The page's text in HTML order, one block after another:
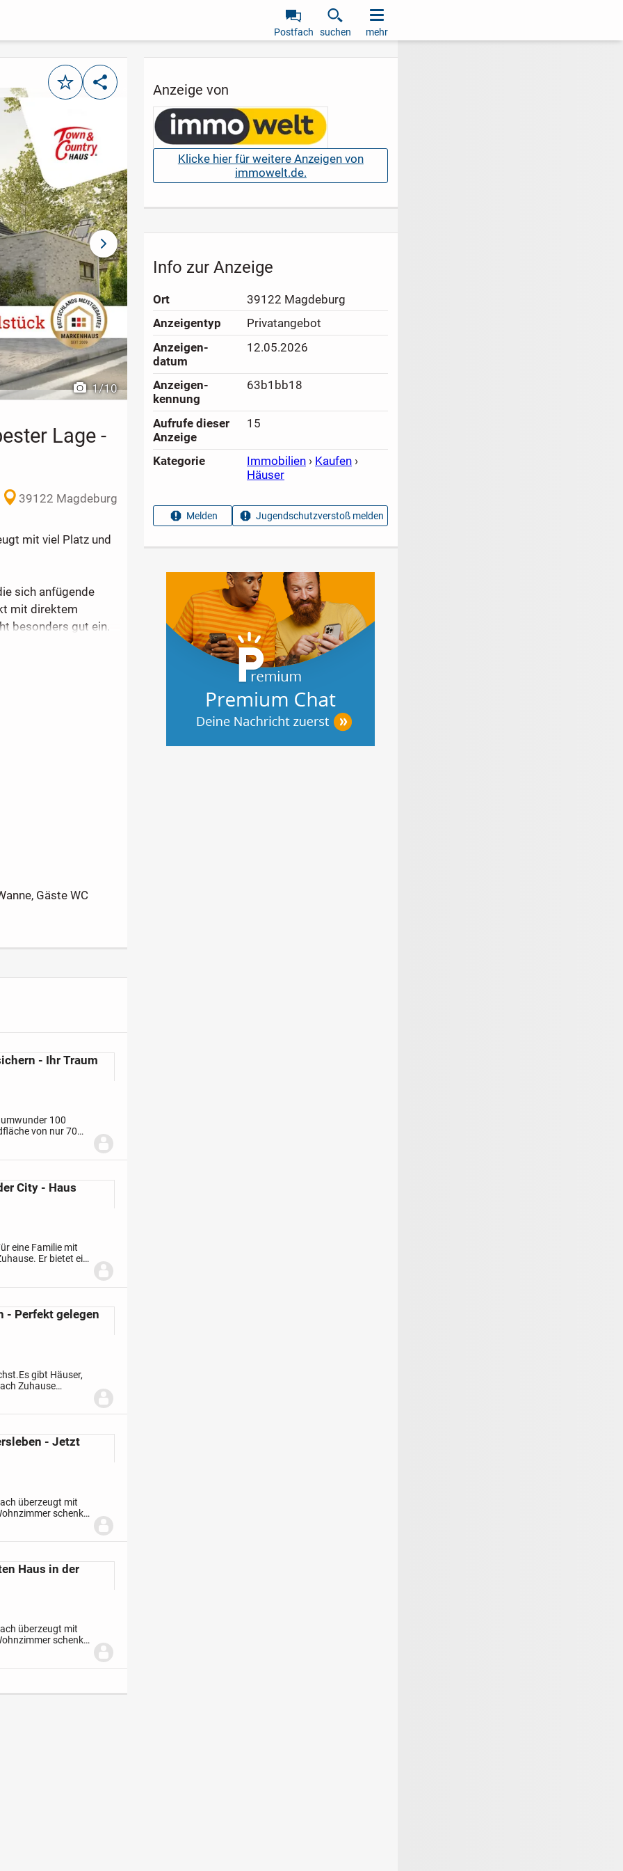
Postfach suchen mehr
MerkenTeilen
1/10
nächstes Bild
Lage -
39122 Magdeburg
mit viel Platz und
sich anfügende
mit direktem
besonders gut ein.
oder Kinderzimmer
eigener Ankleide.
viel Freiraum.
Behördengebühren
Preis
Gäste WC
- Ihr Traum
100
von nur 70
clever genutzte
City - Haus
eine Familie mit
Er bietet ein
- Perfekt gelegen
Es gibt Häuser,
Zuhause
- mit
- Jetzt
überzeugt mit
schenkt
Essecke wird
Haus in der
überzeugt mit
schenkt
Essecke wird
Anzeige von
Klicke hier für weitere Anzeigen von
immowelt.de.
Info zur Anzeige
Ort
39122 Magdeburg
Anzeigen­typ
Privatangebot
Anzeigen­
datum
12.05.2026
Anzeigen­
kennung
63b1bb18
Aufrufe dieser
Anzeige
15
Kategorie Immobilien › Kaufen ›
Häuser
Melden Jugendschutzverstoß melden